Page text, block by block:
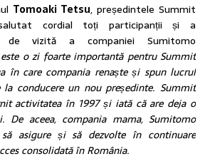
Tomoaki Tetsu, președintele Summit
cordial toți participanții și a
de vizită a companiei Sumitomo
este o zi foarte importantă pentru Summit
în care compania renaște și spun lucrul
la conducere un nou președinte.Summit
activitatea în 1997 și iată că are deja o
De aceea, compania mama, Sumitomo
asigure și să dezvolte în continuare
consolidată în România.